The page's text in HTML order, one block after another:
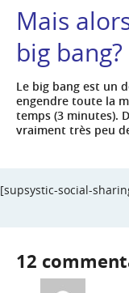
Mais
big bang?
Le big bang est un
engendre toute la
temps (3 minutes).
vraiment très peu
[supsystic-social-
12